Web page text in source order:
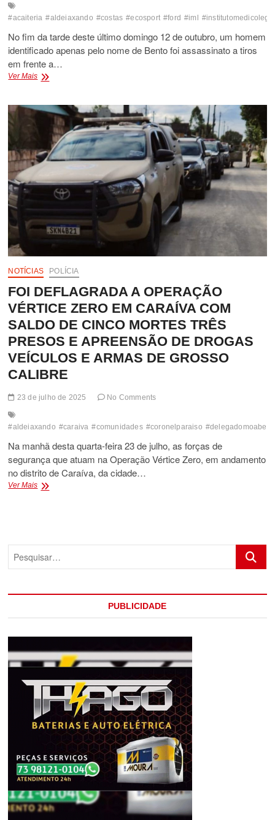
#acaiteria #aldeiaxando #costas #ecosport #ford #iml
No fim da tarde deste último domingo 12 de outubro, um homem
identificado apenas pelo nome de Bento foi assassinato a tiros
em frente a…
Ver MaisHOMEM
A
TIROS
PORTO
SEGURO
NA
XANDO
NOTÍCIAS POLÍCIA
FOI DEFLAGRADA A OPERAÇÃO
VÉRTICE ZERO EM CARAÍVA COM
SALDO DE CINCO MORTES TRÊS
PRESOS E APREENSÃO DE DROGAS
VEÍCULOS E ARMAS DE GROSSO
CALIBRE
23 de julho de 2025 No Comments
#aldeiaxando #caraiva #comunidades #coronelparaiso #delegadomoabe
Na manhã desta quarta-feira 23 de julho, as forças de
segurança que atuam na Operação Vértice Zero, em andamento
no distrito de Caraíva, da cidade…
Ver MaisFOI
CARAÍVA
DE
MORTES
PRESOS
E
APREENSÃO
DROGAS
VEÍCULOS
ARMAS
DE
PUBLICIDADE